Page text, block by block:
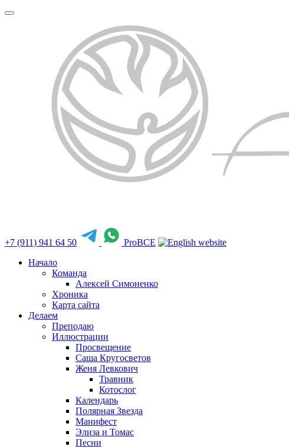
+7 (911) 941 64 50
ProBCE
Начало
Команда
Алексей Симоненко
Хроника
Карта сайта
Делаем
Преподаю
Иллюстрации
Просвещение
Саша Кругосветов
Женя Левкович
Травник
Котослог
Календарь
Полярная Звезда
Манифест
Элиза и Томас
Песни